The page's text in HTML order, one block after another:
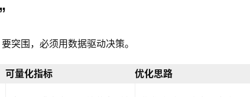
突围，必须用数据驱动决策。
可量化指标 优化思路